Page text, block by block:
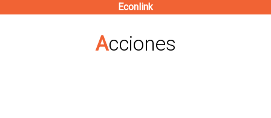
contenido
Econlink
Acciones